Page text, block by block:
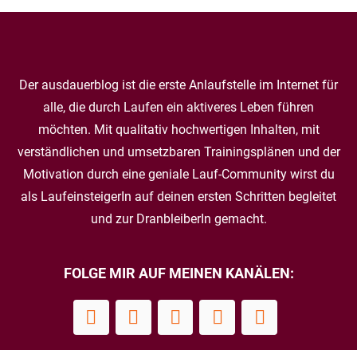
Der ausdauerblog ist die erste Anlaufstelle im Internet für
alle, die durch Laufen ein aktiveres Leben führen
möchten. Mit qualitativ hochwertigen Inhalten, mit
verständlichen und umsetzbaren Trainingsplänen und der
Motivation durch eine geniale Lauf-Community wirst du
als LaufeinsteigerIn auf deinen ersten Schritten begleitet
und zur DranbleiberIn gemacht.
FOLGE MIR AUF MEINEN KANÄLEN: